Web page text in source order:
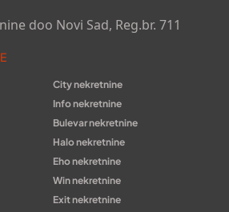
doo Novi Sad, Reg.br. 711
City nekretnine
Info nekretnine
Bulevar nekretnine
Halo nekretnine
Eho nekretnine
Win nekretnine
Exit nekretnine